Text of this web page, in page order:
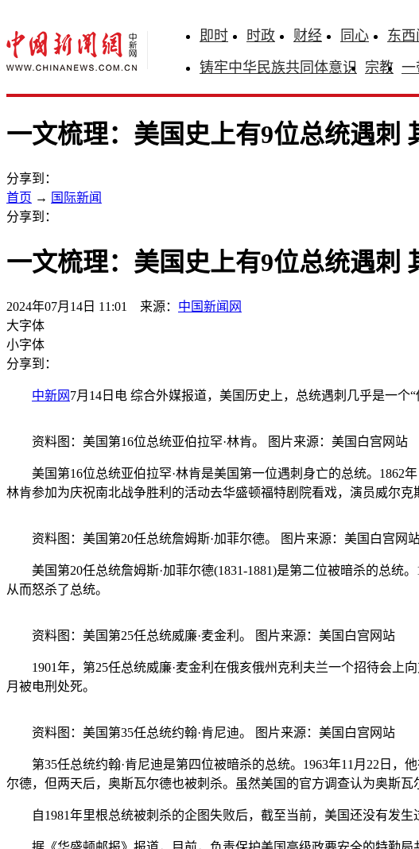
即时 时政 财经 同心 东西
铸牢中华民族共同体意识 宗教 一
一文梳理：美国史上有9位总统遇刺
分享到：
首页 → 国际新闻
分享到：
一文梳理：美国史上有9位总统遇刺
2024年07月14日 11:01 来源： 中国新闻网
大字体
小字体
分享到：
中新网 7月14日电 综合外媒报道，美国历史上，总统遇刺几乎是一个
资料图：美国第16位总统亚伯拉罕·林肯。 图片来源：美国白宫网站
美国第16位总统亚伯拉罕·林肯是美国第一位遇刺身亡的总统。1862年
林肯参加为庆祝南北战争胜利的活动去华盛顿福特剧院看戏，演员威尔
资料图：美国第20任总统詹姆斯·加菲尔德。 图片来源：美国白宫网
美国第20任总统詹姆斯·加菲尔德(1831-1881)是第二位被暗杀的总统。
从而怒杀了总统。
资料图：美国第25任总统威廉·麦金利。 图片来源：美国白宫网站
1901年，第25任总统威廉·麦金利在俄亥俄州克利夫兰一个招待会上
月被电刑处死。
资料图：美国第35任总统约翰·肯尼迪。 图片来源：美国白宫网站
第35任总统约翰·肯尼迪是第四位被暗杀的总统。1963年11月22日，
尔德，但两天后，奥斯瓦尔德也被刺杀。虽然美国的官方调查认为奥斯瓦
自1981年里根总统被刺杀的企图失败后，截至当前，美国还没有发生